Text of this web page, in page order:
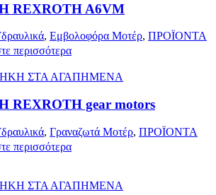
REXROTH A6VM
, Εμβολοφόρα Μοτέρ, ΠΡΟΪΟΝΤΑ
περισσότερα
ΣΤΑ ΑΓΑΠΗΜΕΝΑ
REXROTH gear motors
, Γραναζωτά Μοτέρ, ΠΡΟΪΟΝΤΑ
περισσότερα
ΣΤΑ ΑΓΑΠΗΜΕΝΑ